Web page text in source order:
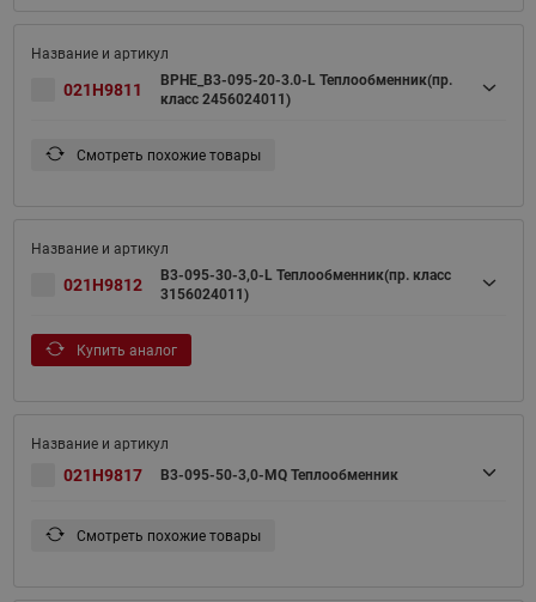
021H9811
BPHE_B3-095-20-3.0-L Теплообменник(пр.
класс 2456024011)
Смотреть похожие товары
021H9812
B3-095-30-3,0-L Теплообменник(пр. класс
3156024011)
Купить аналог
021H9817 B3-095-50-3,0-MQ Теплообменник
Смотреть похожие товары